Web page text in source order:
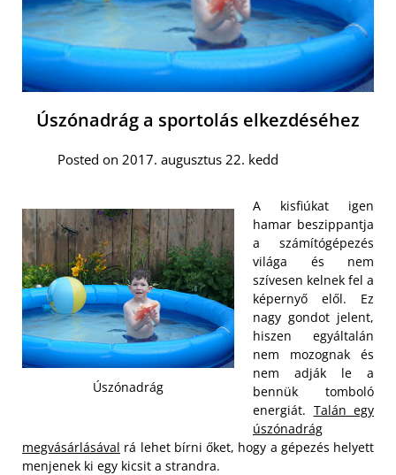
Úszónadrág a sportolás elkezdéséhez
Posted on 2017. augusztus 22. kedd
Úszónadrág
A kisfiúkat igen
hamar beszippantja
a számítógépezés
világa és nem
szívesen kelnek fel a
képernyő elől. Ez
nagy gondot jelent,
hiszen egyáltalán
nem mozognak és
nem adják le a
bennük tomboló
energiát. Talán egy
úszónadrág
megvásárlásával rá lehet bírni őket, hogy a gépezés helyett
menjenek ki egy kicsit a strandra.